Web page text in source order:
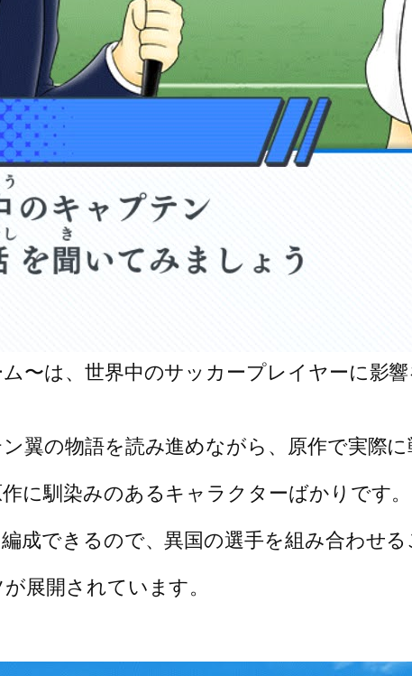
〜は、世界中のサッカープレイヤーに影
翼の物語を読み進めながら、原作で実際
に馴染みのあるキャラクターばかりです。
成できるので、異国の選手を組み合わせ
展開されています。